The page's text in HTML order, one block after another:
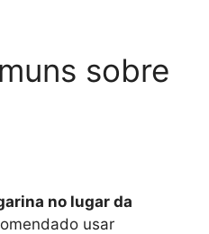
sobre
no lugar da
usar